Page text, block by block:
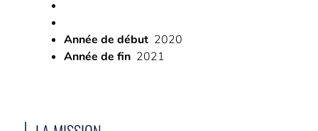
Année de début 2020
Année de fin 2021